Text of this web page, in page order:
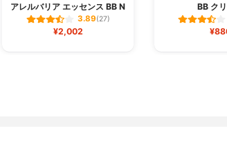
アレルバリア エッセンス BB N
3.89(27)
¥2,002
BB ク